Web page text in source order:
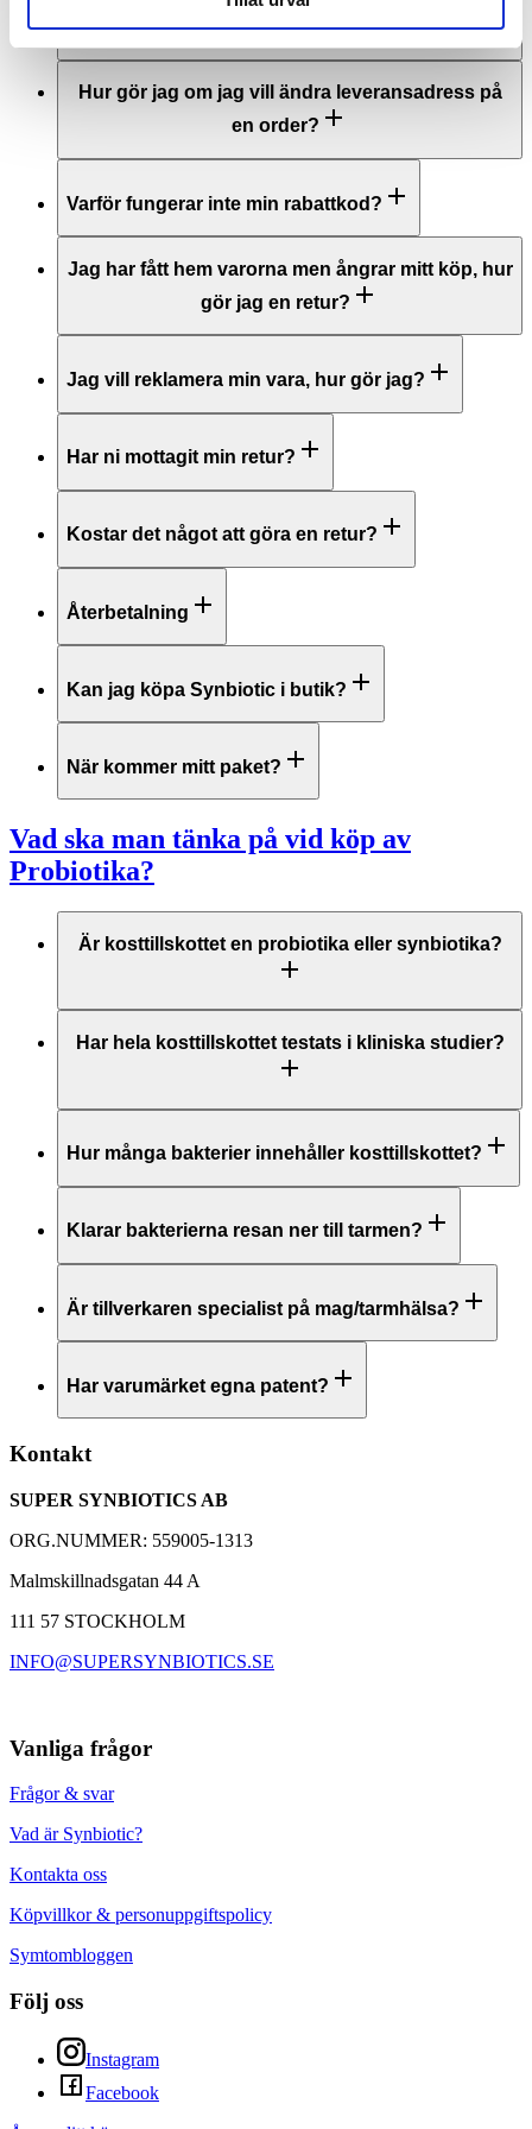
ni lägga till den i efterhand?
Hur gör jag om jag vill ändra leveransadress på
en order?
Varför fungerar inte min rabattkod?
Jag har fått hem varorna men ångrar mitt köp, hur
gör jag en retur?
Jag vill reklamera min vara, hur gör jag?
Har ni mottagit min retur?
Kostar det något att göra en retur?
Återbetalning
Kan jag köpa Synbiotic i butik?
När kommer mitt paket?
Vad ska man tänka på vid köp av
Probiotika?
Är kosttillskottet en probiotika eller synbiotika?
Har hela kosttillskottet testats i kliniska studier?
Hur många bakterier innehåller kosttillskottet?
Klarar bakterierna resan ner till tarmen?
Är tillverkaren specialist på mag/tarmhälsa?
Har varumärket egna patent?
Kontakt
SUPER SYNBIOTICS AB
ORG.NUMMER: 559005-1313
Malmskillnadsgatan 44 A
111 57 STOCKHOLM
INFO@SUPERSYNBIOTICS.SE
Vanliga frågor
Frågor & svar
Vad är Synbiotic?
Kontakta oss
Köpvillkor & personuppgiftspolicy
Symtombloggen
Följ oss
Instagram
Facebook